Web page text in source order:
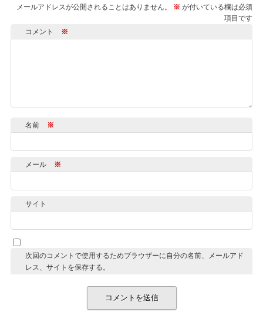
メールアドレスが公開されることはありません。 ※ が付いている欄は必須
項目です
コメント ※
名前 ※
メール ※
サイト
次回のコメントで使用するためブラウザーに自分の名前、メールアド
レス、サイトを保存する。